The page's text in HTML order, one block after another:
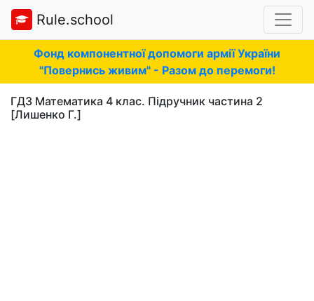
Rule.school
Фонд компонентної допомоги армії України
"Повернись живим" - Разом до перемоги!
ГДЗ Математика 4 клас. Підручник частина 2
[Лишенко Г.]